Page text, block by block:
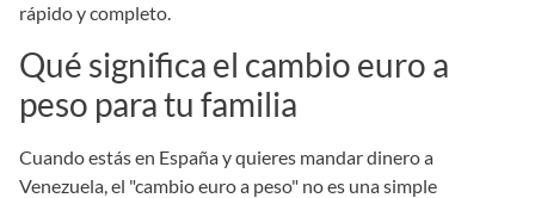
rápido y completo.
Qué significa el cambio euro a
peso para tu familia
Cuando estás en España y quieres mandar dinero a
Venezuela, el "cambio euro a peso" no es una simple